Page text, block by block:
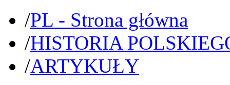
/PL - Strona główna
/HISTORIA
/ARTYKUŁY